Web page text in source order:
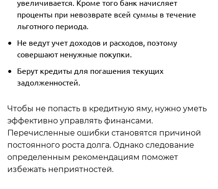
увеличивается. Кроме того банк начисляет
проценты при невозврате всей суммы в течение
льготного периода.
Не ведут учет доходов и расходов, поэтому
совершают ненужные покупки.
Берут кредиты для погашения текущих
задолженностей.
Чтобы не попасть в кредитную яму, нужно уметь
эффективно управлять финансами.
Перечисленные ошибки становятся причиной
постоянного роста долга. Однако следование
определенным рекомендациям поможет
избежать неприятностей.